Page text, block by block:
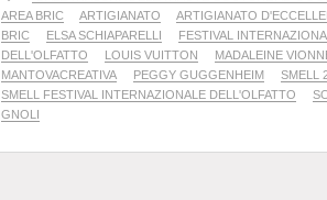
AREA BRIC
ARTIGIANATO
ARTIGIANATO
BRIC
ELSA SCHIAPARELLI
FESTIVAL
DELL'OLFATTO
LOUIS VUITTON
MADALEINE
MANTOVACREATIVA
PEGGY GUGGENHEIM
SMELL
SMELL FESTIVAL INTERNAZIONALE DELL'OLFATTO
GNOLI